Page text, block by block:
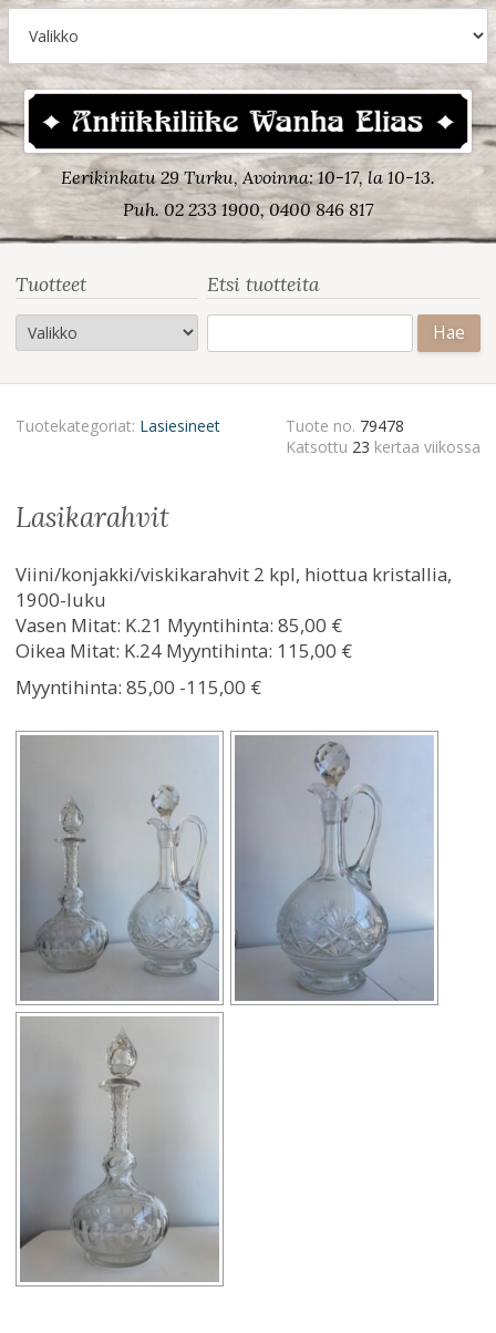
Eerikinkatu 29 Turku, Avoinna: 10-17, la 10-13.
Puh. 02 233 1900, 0400 846 817
Tuotteet Etsi tuotteita
Tuotekategoriat: Lasiesineet Tuote no. 79478
Katsottu 23 kertaa viikossa
lasikarahvit
Viini/konjakki/viskikarahvit 2 kpl, hiottua kristallia,
1900-luku
Vasen Mitat: K.21 Myyntihinta: 85,00 €
Oikea Mitat: K.24 Myyntihinta: 115,00 €
Myyntihinta: 85,00 -115,00 €